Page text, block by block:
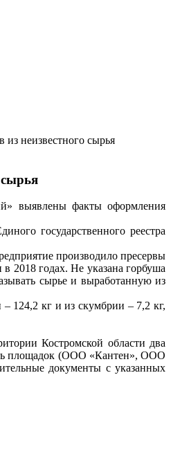
неизвестного сырья
выявлены факты оформления
государственного реестра
производило пресервы
2018 годах. Не указана горбуша
сырье и выработанную из
124,2 кг и из скумбрии – 7,2 кг,
Костромской области два
площадок (ООО «Кантен», ООО
документы с указанных